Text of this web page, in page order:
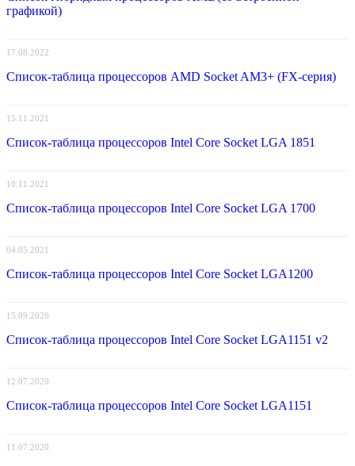
графикой)
17.08.2022
Список-таблица процессоров AMD Socket AM3+ (FX-серия)
15.11.2021
Список-таблица процессоров Intel Core Socket LGA 1851
10.11.2021
Список-таблица процессоров Intel Core Socket LGA 1700
04.05.2021
Список-таблица процессоров Intel Core Socket LGA1200
15.09.2020
Список-таблица процессоров Intel Core Socket LGA1151 v2
12.07.2020
Список-таблица процессоров Intel Core Socket LGA1151
11.07.2020